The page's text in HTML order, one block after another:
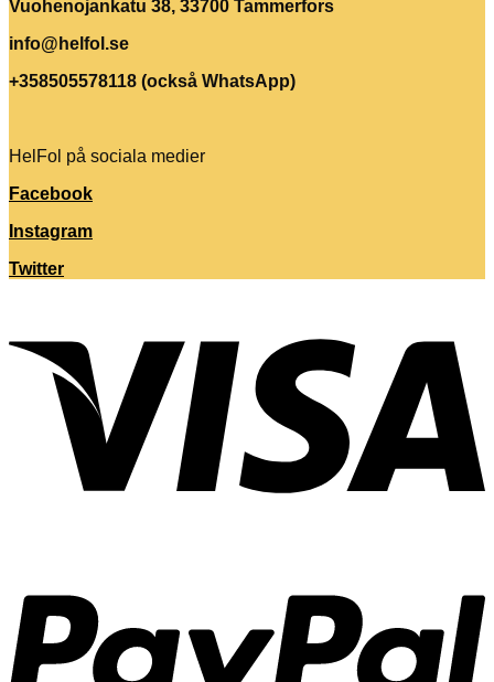
Vuohenojankatu 38, 33700 Tammerfors
info@helfol.se
+358505578118 (också WhatsApp)
HelFol på sociala medier
Facebook
Instagram
Twitter